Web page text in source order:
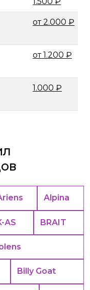
от 2.000 ₽
от 1.200 ₽
1.000 ₽
Alpina
АS BRAIT
Billy Goat